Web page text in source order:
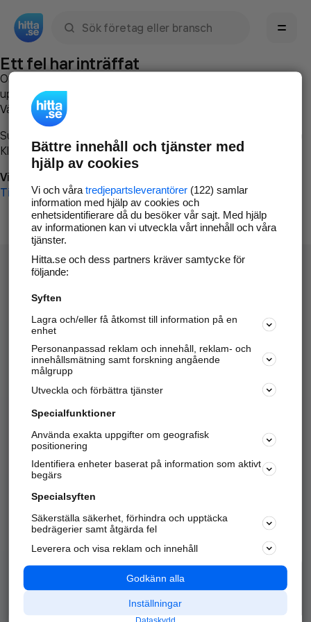
Ett fel har inträffat
Om du vill kan du
uppstod så att vi lättare och snabbare kan avhjälpa det.
Vänligen försök med följande:
Surfa till
Klicka påTillbaka-knappen i webbläsaren och försök igen
Vi beklagar besväret!
Till startsidan
Hitta.se - Gratis nummerupplysning.
Sök företag, personer och platser.
Hitta telefonnummer, adresser, företagsinfo mm.
Marknadsför företaget
Kom igång och annonsera mot
samarbetspartners nära dig.
Alla kategorier
Populära sökningar
API & Kartor
Annonsera
Integritet
Nödnummer
Bättre innehåll och tjänster med
hjälp av cookies
Vi och våra tredjepartsleverantörer(122) samlar
information med hjälp av cookies och
enhetsidentifierare då du besöker vår sajt. Med hjälp
av informationen kan vi utveckla vårt innehåll och våra
tjänster.
Hitta.se och dess partners kräver samtycke för
följande:
Syften
Lagra och/eller få åtkomst till information på en
enhet
Personanpassad reklam och innehåll, reklam- och
innehållsmätning samt forskning angående
målgrupp
Utveckla och förbättra tjänster
Specialfunktioner
Använda exakta uppgifter om geografisk
positionering
Identifiera enheter baserat på information som aktivt
begärs
Specialsyften
Säkerställa säkerhet, förhindra och upptäcka
bedrägerier samt åtgärda fel
Leverera och visa reklam och innehåll
Godkänn alla
Inställningar
Dataskydd